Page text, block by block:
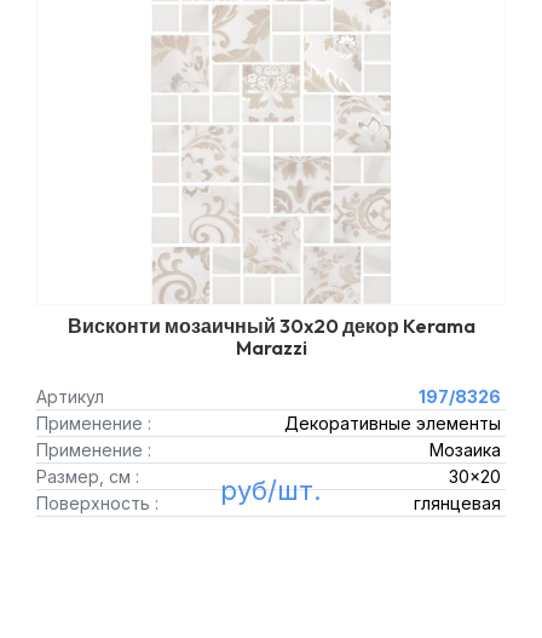
Висконти мозаичный 30x20 декор Kerama
Marazzi
Артикул
197/8326
Применение :
Декоративные элементы
Применение :
Мозаика
Размер, см :
30x20
Поверхность :
глянцевая
руб/шт.